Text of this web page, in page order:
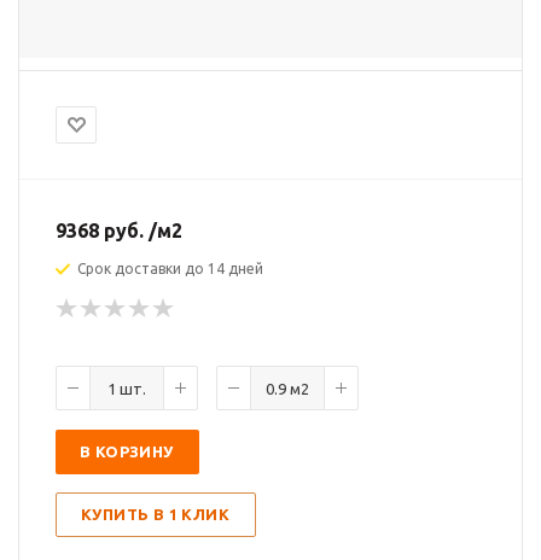
9368 руб. /м2
Срок доставки до 14 дней
В КОРЗИНУ
КУПИТЬ В 1 КЛИК